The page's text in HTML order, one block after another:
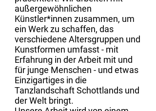
außergewöhnlichen
Künstler*innen zusammen, um
ein Werk zu schaffen, das
verschiedene Altersgruppen und
Kunstformen umfasst - mit
Erfahrung in der Arbeit mit und
für junge Menschen - und etwas
Einzigartiges in die
Tanzlandschaft Schottlands und
der Welt bringt.